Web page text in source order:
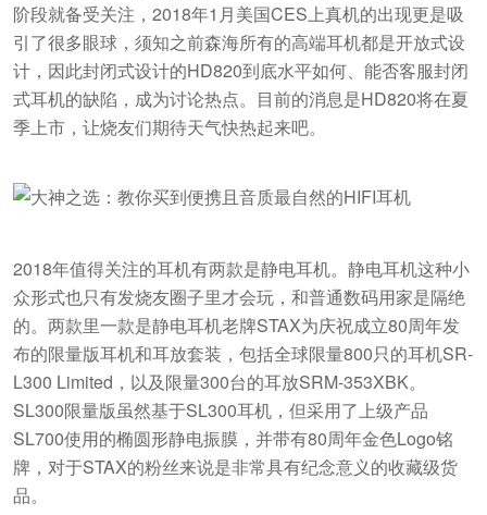
阶段就备受关注，2018年1月美国CES上真机的出现更是吸
引了很多眼球，须知之前森海所有的高端耳机都是开放式设
计，因此封闭式设计的HD820到底水平如何、能否客服封闭
式耳机的缺陷，成为讨论热点。目前的消息是HD820将在夏
季上市，让烧友们期待天气快热起来吧。
2018年值得关注的耳机有两款是静电耳机。静电耳机这种小
众形式也只有发烧友圈子里才会玩，和普通数码用家是隔绝
的。两款里一款是静电耳机老牌STAX为庆祝成立80周年发
布的限量版耳机和耳放套装，包括全球限量800只的耳机SR-
L300 Limited，以及限量300台的耳放SRM-353XBK。
SL300限量版虽然基于SL300耳机，但采用了上级产品
SL700使用的椭圆形静电振膜，并带有80周年金色Logo铭
牌，对于STAX的粉丝来说是非常具有纪念意义的收藏级货
品。